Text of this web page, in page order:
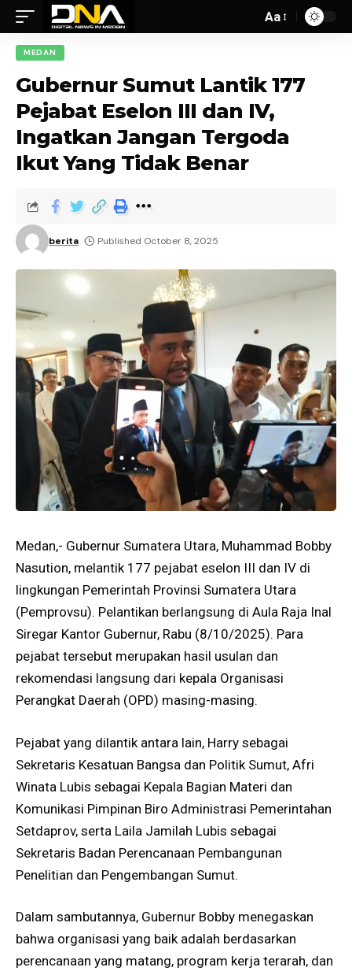
Aa
MEDAN
Gubernur Sumut Lantik 177
Pejabat Eselon III dan IV,
Ingatkan Jangan Tergoda
Ikut Yang Tidak Benar
berita Published October 8, 2025
Medan,- Gubernur Sumatera Utara, Muhammad Bobby
Nasution, melantik 177 pejabat eselon III dan IV di
lingkungan Pemerintah Provinsi Sumatera Utara
(Pemprovsu). Pelantikan berlangsung di Aula Raja Inal
Siregar Kantor Gubernur, Rabu (8/10/2025). Para
pejabat tersebut merupakan hasil usulan dan
rekomendasi langsung dari kepala Organisasi
Perangkat Daerah (OPD) masing-masing.
Pejabat yang dilantik antara lain, Harry sebagai
Sekretaris Kesatuan Bangsa dan Politik Sumut, Afri
Winata Lubis sebagai Kepala Bagian Materi dan
Komunikasi Pimpinan Biro Administrasi Pemerintahan
Setdaprov, serta Laila Jamilah Lubis sebagai
Sekretaris Badan Perencanaan Pembangunan
Penelitian dan Pengembangan Sumut.
Dalam sambutannya, Gubernur Bobby menegaskan
bahwa organisasi yang baik adalah berdasarkan
perencanaan yang matang, program kerja terarah, dan